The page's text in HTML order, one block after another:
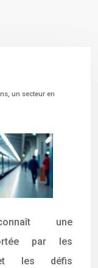
un secteur en
une
par les
et les défis